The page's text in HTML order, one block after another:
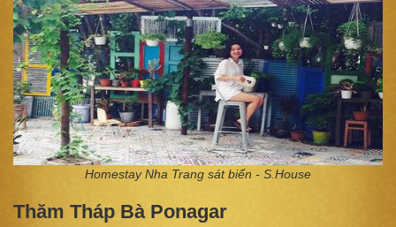
Homestay Nha Trang sát biển - S.House
Thăm Tháp Bà Ponagar